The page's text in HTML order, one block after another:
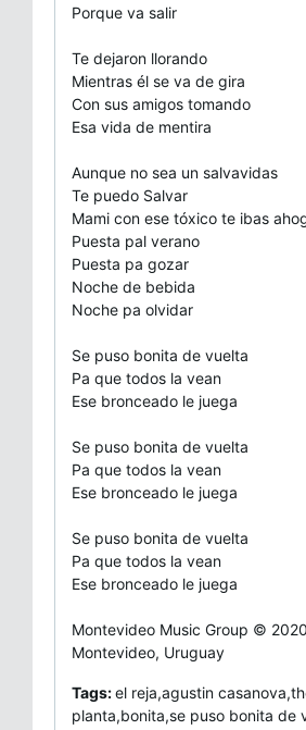
Porque va salir
Te dejaron llorando
Mientras él se va de gira
Con sus amigos tomando
Esa vida de mentira
Aunque no sea un salvavidas
Te puedo Salvar
Mami con ese tóxico te ibas
Puesta pal verano
Puesta pa gozar
Noche de bebida
Noche pa olvidar
Se puso bonita de vuelta
Pa que todos la vean
Ese bronceado le juega
Se puso bonita de vuelta
Pa que todos la vean
Ese bronceado le juega
Se puso bonita de vuelta
Pa que todos la vean
Ese bronceado le juega
Montevideo Music Group © 2020
Montevideo, Uruguay
Tags:el reja,agustin
planta,bonita,se puso bonita de